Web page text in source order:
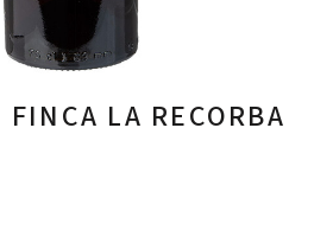
FINCA LA RECORBA